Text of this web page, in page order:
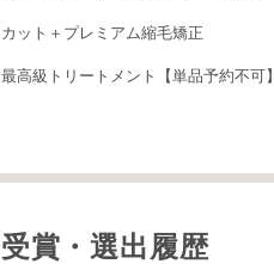
カット＋プレミアム縮毛矯正
最高級トリートメント【単品予約不可】
受賞・選出履歴